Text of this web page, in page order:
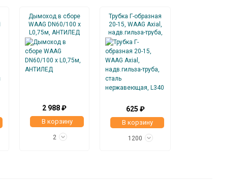
Дымоход в сборе
WAAG DN60/100 x
L0,75м, АНТИЛЕД
2 988 ₽
В корзину
2
Трубка Г-образная
20-15, WAAG Axial,
надв.гильза-труба,
сталь
нержавеющая, L340
625 ₽
В корзину
1200